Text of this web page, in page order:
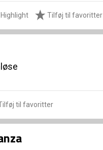
Highlight Tilføj til favoritter
til favoritter